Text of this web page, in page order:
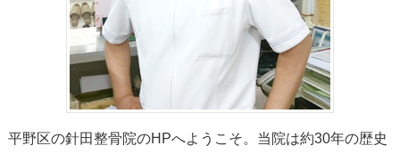
平野区の針田整骨院のHPへようこそ。当院は約30年の歴史